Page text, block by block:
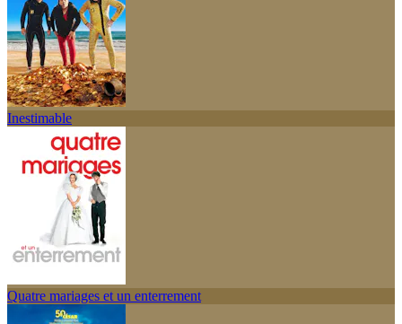
Inestimable
Quatre mariages et un enterrement